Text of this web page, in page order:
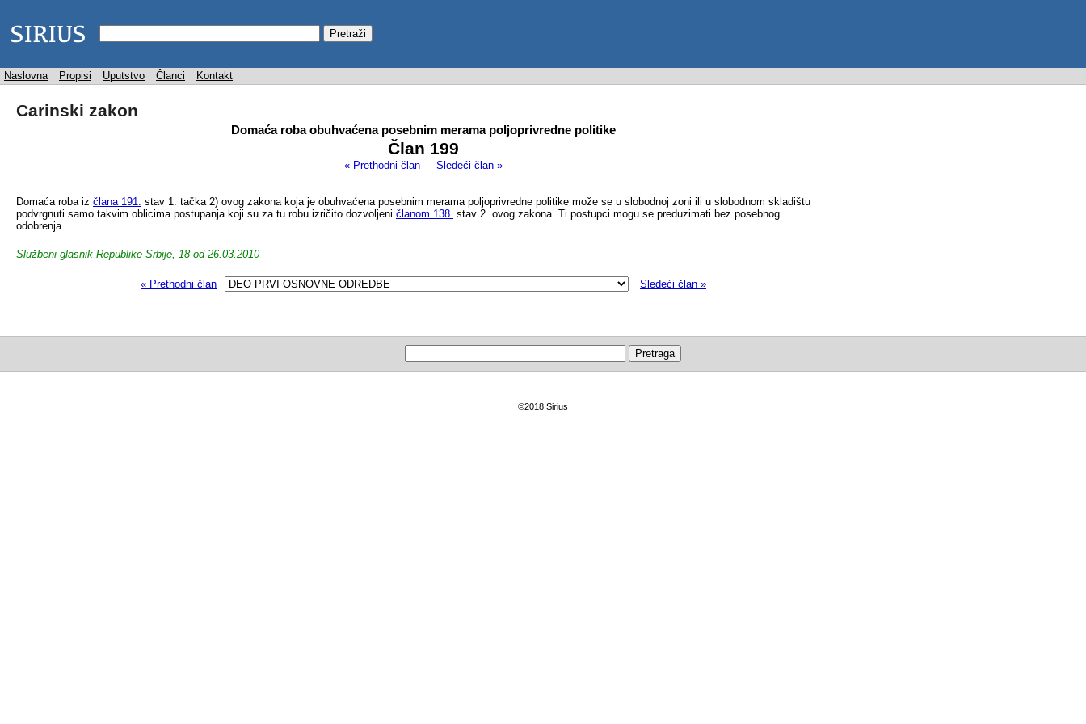
Naslovna Propisi Uputstvo Članci Kontakt
Carinski zakon
Domaća roba obuhvaćena posebnim merama poljoprivredne politike
Član 199
« Prethodni član Sledeći član »
Domaća roba iz člana 191. stav 1. tačka 2) ovog zakona koja je obuhvaćena posebnim merama poljoprivredne politike može se u slobodnoj zoni ili u slobodnom skladištu
podvrgnuti samo takvim oblicima postupanja koji su za tu robu izričito dozvoljeni članom 138. stav 2. ovog zakona. Ti postupci mogu se preduzimati bez posebnog
odobrenja.
Službeni glasnik Republike Srbije, 18 od 26.03.2010
« Prethodni član Sledeći član »
©2018 Sirius